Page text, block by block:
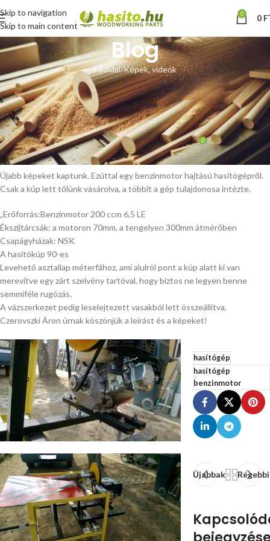
Skip to navigation
Skip to main content
0 0
Blog
Főoldal Képek, videók
KÉPEK, VIDEÓK
Vásárlói fotó benzinmotor
hajtású hasítógép
Hoffmann ZsoltBe május 7, 2015 0
Újabb képeket kaptunk. Ezúttal egy benzinmotor hajtású hasítógépről.
Csak a kúp lett tőlünk vásárolva, a többit a gép tulajdonosa intézte.
„Erőforrás:Benzinmotor 200 ccm 6,5 LE
Ékszíjtárcsák: a motoron 70mm, a tengelyen 300mm átmérőben
Csapágyházak: NSK
A hasítókúp 90-es
Levehető asztallap méterfához, ami alulról pont a kúp alatt ki van
merevítve egy zárt szelvény tartóval, hogy biztos ne legyen benne
semmiféle rugózás.
A vázszerkezet pedig leselejtezett vasakból lett összeállítva.
Czerovszki Áron úrnak köszönjük a leírást és a képeket!
hasítógép
hasítógép
benzinmotor
Újabbak